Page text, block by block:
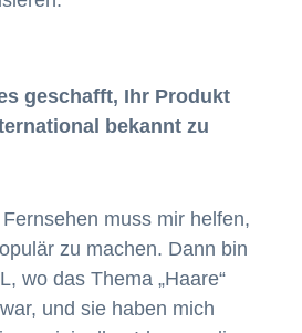
geschafft, Ihr Produkt
bekannt zu
muss mir helfen,
zu machen. Dann bin
wo das Thema „Haare“
und sie haben mich